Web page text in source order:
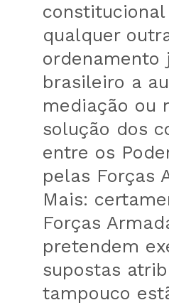
qualquer
ordenamento
brasileiro a
mediação ou
solução dos
entre os
pelas Forças
Mais:
Forças
pretendem
supostas
tampouco